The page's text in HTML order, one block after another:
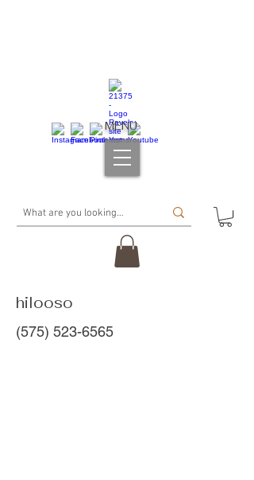
MENU
hilooso
(575) 523-6565